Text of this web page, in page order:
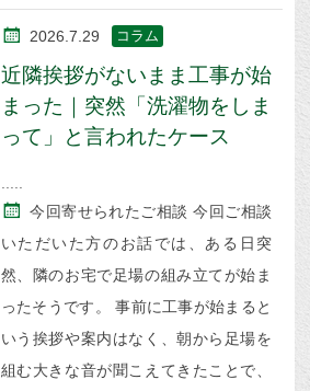
2026.7.29 コラム
近隣挨拶がないまま工事が始
まった｜突然「洗濯物をしま
って」と言われたケース
今回寄せられたご相談 今回ご相談
いただいた方のお話では、ある日突
然、隣のお宅で足場の組み立てが始ま
ったそうです。 事前に工事が始まると
いう挨拶や案内はなく、朝から足場を
組む大きな音が聞こえてきたことで、